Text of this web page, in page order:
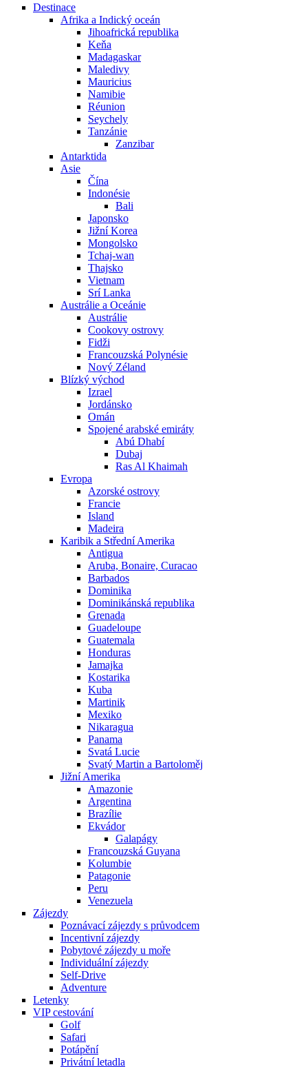
Destinace
Afrika a Indický oceán
Jihoafrická republika
Keňa
Madagaskar
Maledivy
Mauricius
Namibie
Réunion
Seychely
Tanzánie
Zanzibar
Antarktida
Asie
Čína
Indonésie
Bali
Japonsko
Jižní Korea
Mongolsko
Tchaj-wan
Thajsko
Vietnam
Srí Lanka
Austrálie a Oceánie
Austrálie
Cookovy ostrovy
Fidži
Francouzská Polynésie
Nový Zéland
Blízký východ
Izrael
Jordánsko
Omán
Spojené arabské emiráty
Abú Dhabí
Dubaj
Ras Al Khaimah
Evropa
Azorské ostrovy
Francie
Island
Madeira
Karibik a Střední Amerika
Antigua
Aruba, Bonaire, Curacao
Barbados
Dominika
Dominikánská republika
Grenada
Guadeloupe
Guatemala
Honduras
Jamajka
Kostarika
Kuba
Martinik
Mexiko
Nikaragua
Panama
Svatá Lucie
Svatý Martin a Bartoloměj
Jižní Amerika
Amazonie
Argentina
Brazílie
Ekvádor
Galapágy
Francouzská Guyana
Kolumbie
Patagonie
Peru
Venezuela
Zájezdy
Poznávací zájezdy s průvodcem
Incentivní zájezdy
Pobytové zájezdy u moře
Individuální zájezdy
Self-Drive
Adventure
Letenky
VIP cestování
Golf
Safari
Potápění
Privátní letadla